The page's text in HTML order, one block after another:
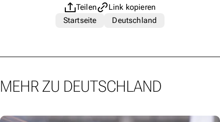
Teilen
Link kopieren
Startseite
Deutschland
MEHR ZU DEUTSCHLAND